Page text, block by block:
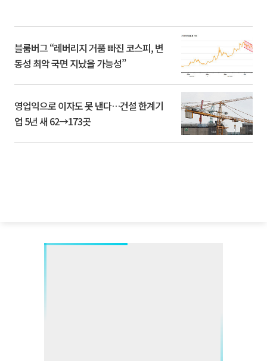
블룸버그 “레버리지 거품 빠진 코스피, 변
동성 최악 국면 지났을 가능성”
영업익으로 이자도 못 낸다…건설 한계기
업 5년 새 62→173곳